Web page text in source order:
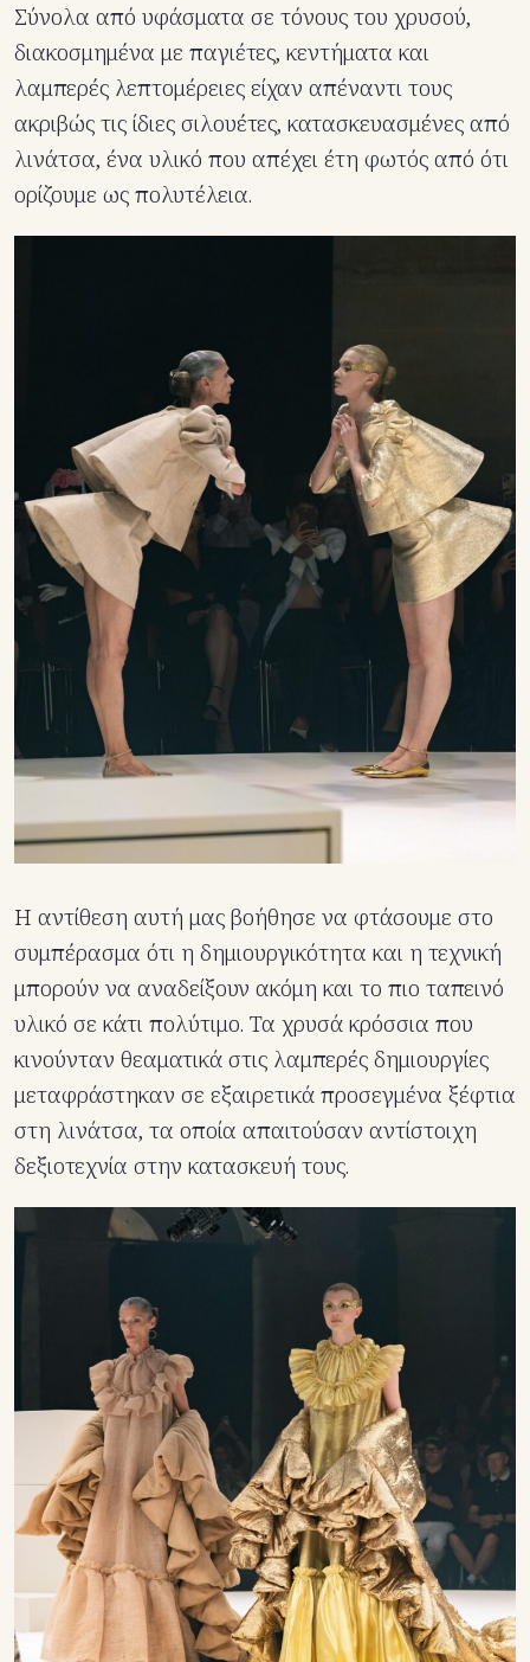
Σύνολα από υφάσματα σε τόνους του χρυσού,
διακοσμημένα με παγιέτες, κεντήματα και
λαμπερές λεπτομέρειες είχαν απέναντι τους
ακριβώς τις ίδιες σιλουέτες, κατασκευασμένες από
λινάτσα, ένα υλικό που απέχει έτη φωτός από ότι
ορίζουμε ως πολυτέλεια.
Η αντίθεση αυτή μας βοήθησε να φτάσουμε στο
συμπέρασμα ότι η δημιουργικότητα και η τεχνική
μπορούν να αναδείξουν ακόμη και το πιο ταπεινό
υλικό σε κάτι πολύτιμο. Τα χρυσά κρόσσια που
κινούνταν θεαματικά στις λαμπερές δημιουργίες
μεταφράστηκαν σε εξαιρετικά προσεγμένα ξέφτια
στη λινάτσα, τα οποία απαιτούσαν αντίστοιχη
δεξιοτεχνία στην κατασκευή τους.